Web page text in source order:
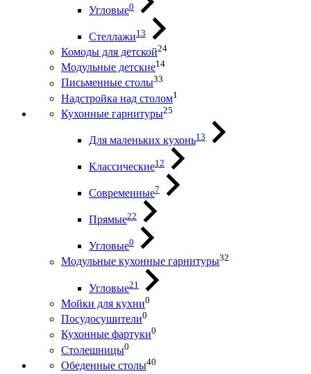
Угловые0
Стеллажи13
Комоды для детской24
Модульные детские14
Письменные столы33
Надстройка над столом1
Кухонные гарнитуры25
Для маленьких кухонь13
Классические12
Современные7
Прямые22
Угловые0
Модульные кухонные гарнитуры32
Угловые21
Мойки для кухни0
Посудосушители0
Кухонные фартуки0
Столешницы0
Обеденные столы40